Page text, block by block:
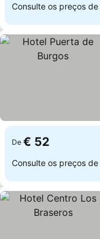
Consulte os preços de
De € 52
Consulte os preços de